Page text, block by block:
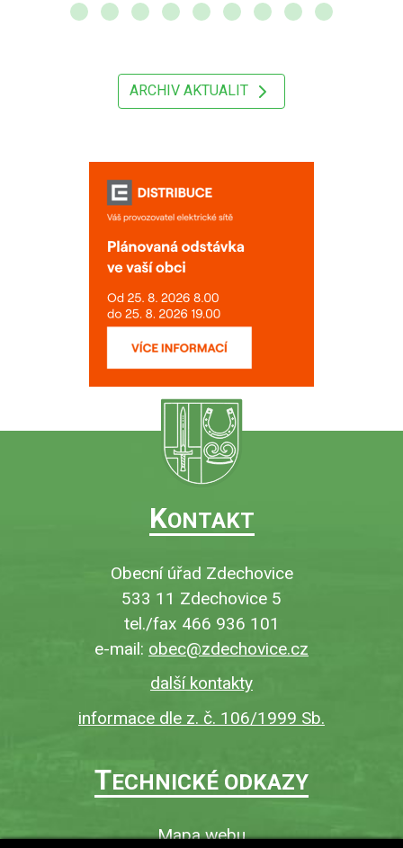
ARCHIV AKTUALIT
KONTAKT
Obecní úřad Zdechovice
533 11 Zdechovice 5
tel./fax 466 936 101
e-mail: obec@zdechovice.cz
další kontakty
informace dle z. č. 106/1999 Sb.
TECHNICKÉ ODKAZY
Mapa webu